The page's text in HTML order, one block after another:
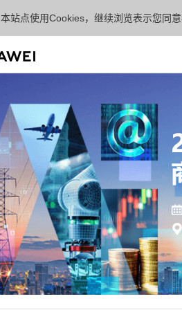
本站点使用Cookies，继续浏览表示您同